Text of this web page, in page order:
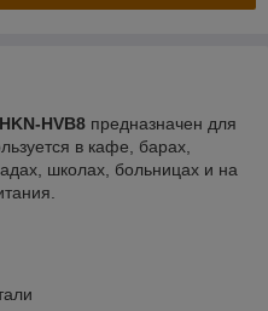
HVB8 предназначен для
в кафе, барах,
школах, больницах и на